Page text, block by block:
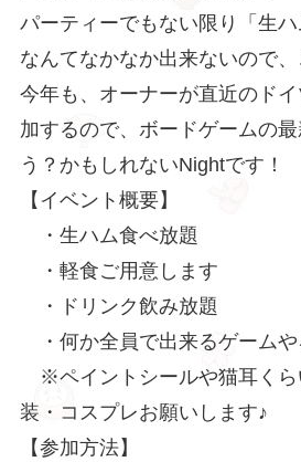
パーティーでもない限り「生
なんてなかなか出来ないので
今年も、オーナーが直近のド
加するので、ボードゲームの
う？かもしれないNightです！
【イベント概要】
・生ハム食べ放題
・軽食ご用意します
・ドリンク飲み放題
・何か全員で出来るゲームや
※ペイントシールや猫耳くら
装・コスプレお願いします♪
【参加方法】